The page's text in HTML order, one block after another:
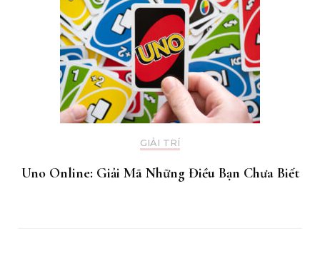
GIẢI TRÍ
Uno Online: Giải Mã Những Điều Bạn Chưa Biết